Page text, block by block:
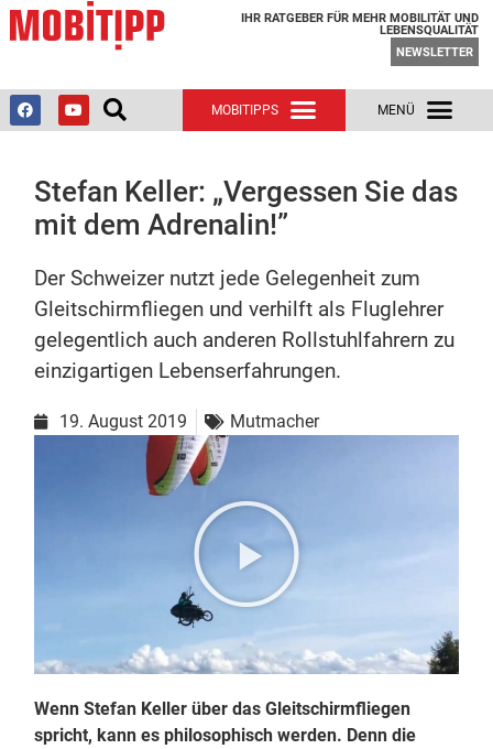
IHR RATGEBER FÜR MEHR MOBILITÄT UND
LEBENSQUALITÄT
NEWSLETTER
Stefan Keller: „Vergessen Sie das
mit dem Adrenalin!”
Der Schweizer nutzt jede Gelegenheit zum
Gleitschirmfliegen und verhilft als Fluglehrer
gelegentlich auch anderen Rollstuhlfahrern zu
einzigartigen Lebenserfahrungen.
19. August 2019 Mutmacher
Wenn Stefan Keller über das Gleitschirmfliegen
spricht, kann es philosophisch werden. Denn die